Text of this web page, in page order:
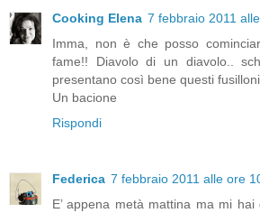
Cooking Elena 7 febbraio 2011
Imma, non è che posso
fame!! Diavolo di un diavolo..
presentano così bene questi
Un bacione
Rispondi
Federica 7 febbraio 2011 alle ore
E’ appena metà mattina ma mi hai